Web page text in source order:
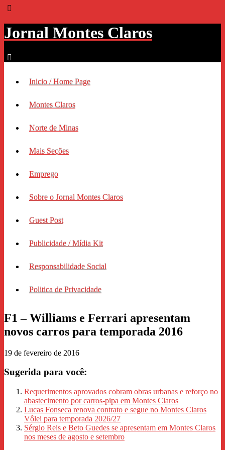
Jornal Montes Claros
Inicio / Home Page
Montes Claros
Norte de Minas
Mais Seções
Emprego
Sobre o Jornal Montes Claros
Guest Post
Publicidade / Mídia Kit
Responsabilidade Social
Politica de Privacidade
F1 – Williams e Ferrari apresentam
novos carros para temporada 2016
19 de fevereiro de 2016
Sugerida para você:
Requerimentos aprovados cobram obras urbanas e reforço no
abastecimento por carros-pipa em Montes Claros
Lucas Fonseca renova contrato e segue no Montes Claros
Vôlei para temporada 2026/27
Sérgio Reis e Beto Guedes se apresentam em Montes Claros
nos meses de agosto e setembro